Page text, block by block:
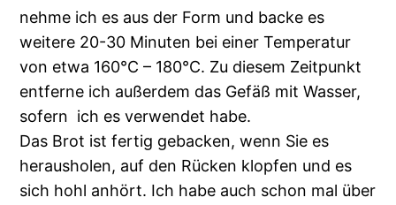
nehme ich es aus der Form und backe es
weitere 20-30 Minuten bei einer Temperatur
von etwa 160°C – 180°C. Zu diesem Zeitpunkt
entferne ich außerdem das Gefäß mit Wasser,
sofern ich es verwendet habe.
Das Brot ist fertig gebacken, wenn Sie es
herausholen, auf den Rücken klopfen und es
sich hohl anhört. Ich habe auch schon mal über